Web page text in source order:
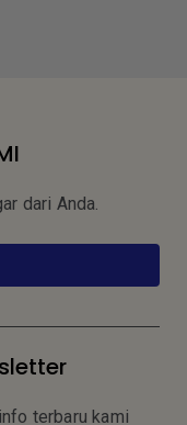
dari Anda.
terbaru kami